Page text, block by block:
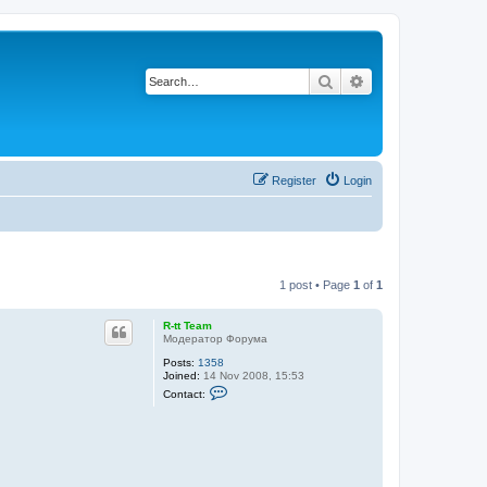
Search
Login
Register
1 post • Page 1 of 1
R-tt Team
Модератор Форума
Posts: 1358
Joined: 14 Nov 2008, 15:53
Contact: